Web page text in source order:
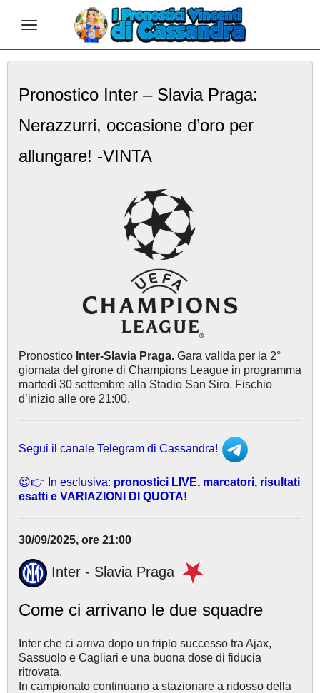
Pronostico Inter – Slavia Praga:
Nerazzurri, occasione d’oro per
allungare! -VINTA
Pronostico Inter-Slavia Praga. Gara valida per la 2°
giornata del girone di Champions League in programma
martedì 30 settembre alla Stadio San Siro. Fischio
d’inizio alle ore 21:00.
Segui il canale Telegram di Cassandra!
😍👉 In esclusiva: pronostici LIVE, marcatori, risultati
esatti e VARIAZIONI DI QUOTA!
30/09/2025, ore 21:00
Inter - Slavia Praga
Come ci arrivano le due squadre
Inter che ci arriva dopo un triplo successo tra Ajax,
Sassuolo e Cagliari e una buona dose di fiducia
ritrovata.
In campionato continuano a stazionare a ridosso della